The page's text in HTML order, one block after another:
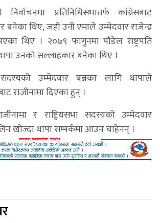
प्रतिनिधिसभातर्फ कांग्रेसबाट
बनेका थिए, जहाँ उनी एमाले उम्मेदवार राजेन्द्र
थिए । २०७९ फागुनमा पौडेल राष्ट्रपति
उनको सल्लाहकार बनेका थिए ।
सदस्यको उम्मेदवार बन्नका लागि थापाले
राजीनामा दिएका हुन् ।
र राष्ट्रियसभा सदस्यको उम्मेदवार
खोज्दा थापा सम्पर्कमा आउन चाहेनन् ।